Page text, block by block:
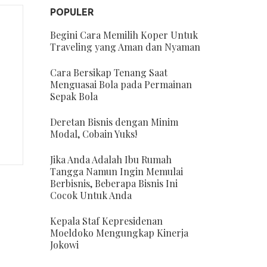
POPULER
Begini Cara Memilih Koper Untuk
Traveling yang Aman dan Nyaman
Cara Bersikap Tenang Saat
Menguasai Bola pada Permainan
Sepak Bola
Deretan Bisnis dengan Minim
Modal, Cobain Yuks!
Jika Anda Adalah Ibu Rumah
Tangga Namun Ingin Memulai
Berbisnis, Beberapa Bisnis Ini
Cocok Untuk Anda
Kepala Staf Kepresidenan
Moeldoko Mengungkap Kinerja
Jokowi